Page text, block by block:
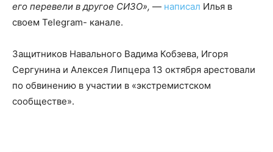
его перевели в другое СИЗО», — написал Илья в
своем Telegram- канале.
Защитников Навального Вадима Кобзева, Игоря
Сергунина и Алексея Липцера 13 октября арестовали
по обвинению в участии в «экстремистском
сообществе».